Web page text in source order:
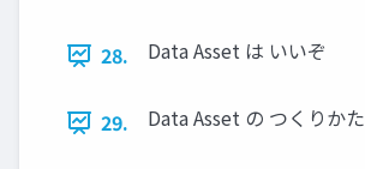
28. Data Asset は いいぞ
29. Data Asset の つくりかた